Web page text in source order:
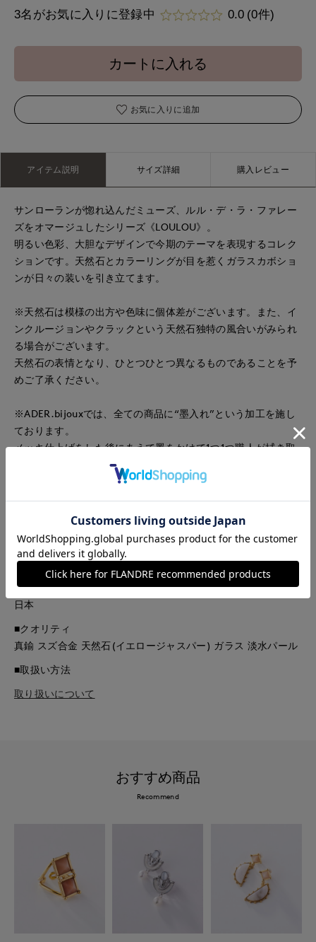
3名がお気に入りに登録中 0.0 (0件)
カートに入れる
お気に入りに追加
アイテム説明 サイズ詳細 購入レビュー
サンローランが惚れ込んだミューズ、ルル・デ・ラ・ファレー
ズをオマージュしたシリーズ《LOULOU》。
明るい色彩、大胆なデザインで今期のテーマを表現するコレク
ションです。天然石とカラーリングが目を惹くガラスカボショ
ンが日々の装いを引き立てます。
※天然石は模様の出方や色味に個体差がございます。また、イ
ンクルージョンやクラックという天然石独特の風合いがみられ
る場合がございます。
天然石の表情となり、ひとつひとつ異なるものであることを予
めご了承ください。
※ADER.bijouxでは、全ての商品に“墨入れ”という加工を施し
ております。
メッキ仕上げをした後にあえて墨をかけて1つ1つ職人が拭き取
る作業で、メタルが落ち着いた色味になり、高級感を出してい
なお、拭き取りは手作業のため、墨の残り方には個体差がござ
います。予めご了承ください。
■品番
51295005
■原産国
日本
■クオリティ
真鍮 スズ合金 天然石(イエロージャスパー) ガラス 淡水パール
■取扱い方法
取り扱いについて
おすすめ商品
Recommend